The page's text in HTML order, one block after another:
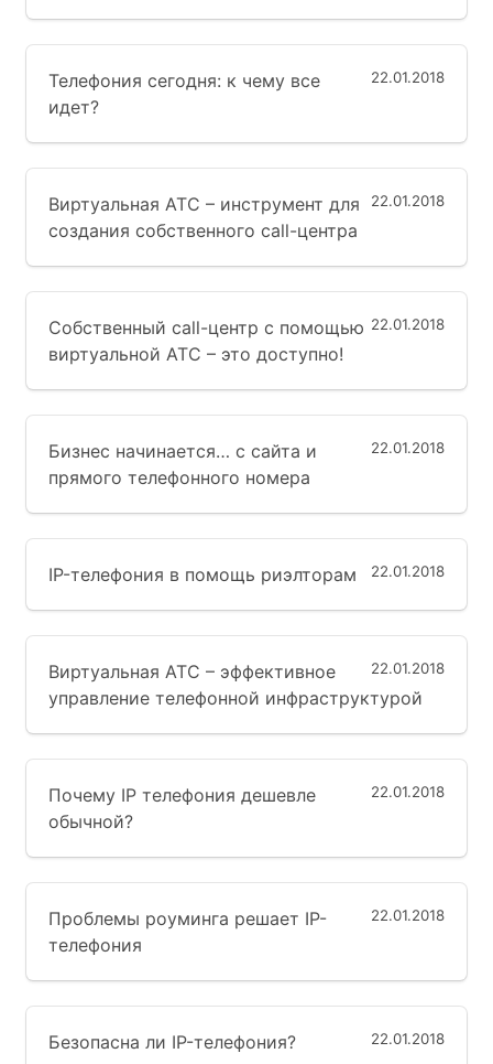
22.01.2018
Телефония сегодня: к чему все
идет?
22.01.2018
Виртуальная АТС – инструмент для
создания собственного call-центра
22.01.2018
Собственный call-центр с помощью
виртуальной АТС – это доступно!
22.01.2018
Бизнес начинается… с сайта и
прямого телефонного номера
22.01.2018
IP-телефония в помощь риэлторам
22.01.2018
Виртуальная АТС – эффективное
управление телефонной инфраструктурой
22.01.2018
Почему IP телефония дешевле
обычной?
22.01.2018
Проблемы роуминга решает IP-
телефония
22.01.2018
Безопасна ли IP-телефония?